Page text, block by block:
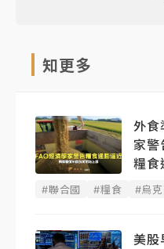
知更多
外食
家警
糧食
#聯合國 #糧食 #烏
美股